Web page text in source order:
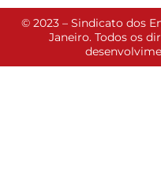
© 2023 – Sindicato dos
Janeiro. Todos os